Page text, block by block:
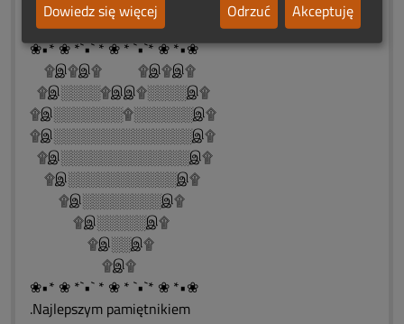
._.:▓:._.)..ŚWIATEŁKA PAMIĘCI
░(_.:._).... IGORKU
❀•* ❀ *`•` * ❀ * `•`* ❀ *•❀
۩இ۩இ۩ ۩இ۩இ۩
۩இ░░░░۩இஇ۩░░░░இ۩
۩இ░░░░░░░۩░░░░░░இ۩
۩இ░░░░░░░░░░░░░░இ۩
۩இ░░░░░░░░░░░░░இ۩
۩இ░░░░░░░░░░░இ۩
۩இ░░░░░░░░இ۩
۩இ░░░░░இ۩
۩இ░░இ۩
۩இ۩
❀•* ❀ *`•` * ❀ * `•`* ❀ *•❀
.Najlepszym pamiętnikiem
Dowiedz się więcej
Odrzuć Akceptuję